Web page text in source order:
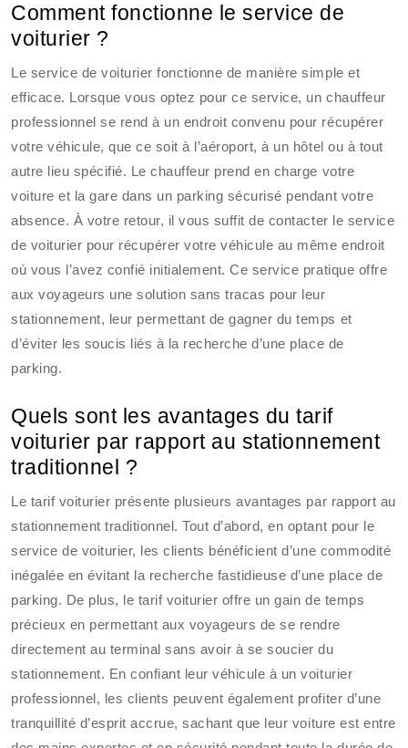
Comment fonctionne le service de
voiturier ?
Le service de voiturier fonctionne de manière simple et
efficace. Lorsque vous optez pour ce service, un chauffeur
professionnel se rend à un endroit convenu pour récupérer
votre véhicule, que ce soit à l’aéroport, à un hôtel ou à tout
autre lieu spécifié. Le chauffeur prend en charge votre
voiture et la gare dans un parking sécurisé pendant votre
absence. À votre retour, il vous suffit de contacter le service
de voiturier pour récupérer votre véhicule au même endroit
où vous l’avez confié initialement. Ce service pratique offre
aux voyageurs une solution sans tracas pour leur
stationnement, leur permettant de gagner du temps et
d’éviter les soucis liés à la recherche d’une place de
parking.
Quels sont les avantages du tarif
voiturier par rapport au stationnement
traditionnel ?
Le tarif voiturier présente plusieurs avantages par rapport au
stationnement traditionnel. Tout d’abord, en optant pour le
service de voiturier, les clients bénéficient d’une commodité
inégalée en évitant la recherche fastidieuse d’une place de
parking. De plus, le tarif voiturier offre un gain de temps
précieux en permettant aux voyageurs de se rendre
directement au terminal sans avoir à se soucier du
stationnement. En confiant leur véhicule à un voiturier
professionnel, les clients peuvent également profiter d’une
tranquillité d’esprit accrue, sachant que leur voiture est entre